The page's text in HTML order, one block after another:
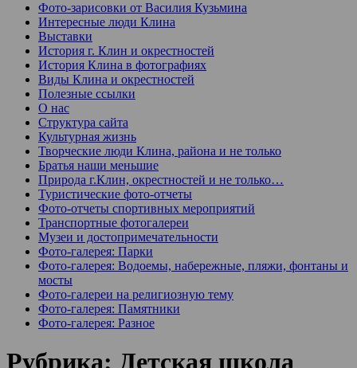
Фото-зарисовки от Василия Кузьмина
Интересные люди Клина
Выставки
История г. Клин и окрестностей
История Клина в фотографиях
Виды Клина и окрестностей
Полезные ссылки
О нас
Структура сайта
Культурная жизнь
Творческие люди Клина, района и не только
Братья наши меньшие
Природа г.Клин, окрестностей и не только…
Туристические фото-отчеты
Фото-отчеты спортивных мероприятий
Транспортные фотогалереи
Музеи и достопримечательности
Фото-галерея: Парки
Фото-галерея: Водоемы, набережные, пляжи, фонтаны и
мосты
Фото-галереи на религиозную тему
Фото-галерея: Памятники
Фото-галерея: Разное
Рубрика: Детская школа